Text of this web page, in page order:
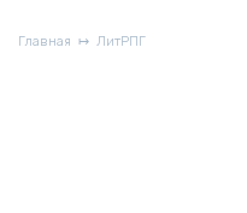
Главная ЛитРПГ